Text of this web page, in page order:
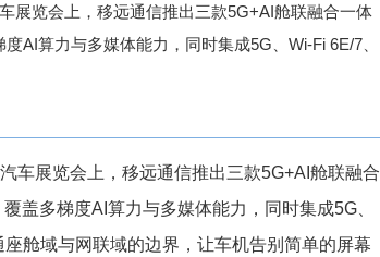
展览会上，移远通信推出三款5G+AI舱联融合一体
AI算力与多媒体能力，同时集成5G、Wi-Fi 6E/7、
车展览会上，移远通信推出三款5G+AI舱联融合
盖多梯度AI算力与多媒体能力，同时集成5G、
舱域与网联域的边界，让车机告别简单的屏幕